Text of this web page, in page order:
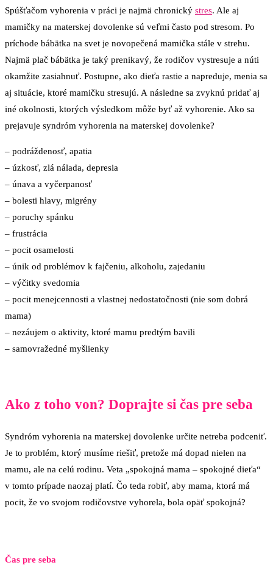
Spúšťačom vyhorenia v práci je najmä chronický stres. Ale aj
mamičky na materskej dovolenke sú veľmi často pod stresom. Po
príchode bábätka na svet je novopečená mamička stále v strehu.
Najmä plač bábätka je taký prenikavý, že rodičov vystresuje a núti
okamžite zasiahnuť. Postupne, ako dieťa rastie a napreduje, menia sa
aj situácie, ktoré mamičku stresujú. A následne sa zvyknú pridať aj
iné okolnosti, ktorých výsledkom môže byť až vyhorenie. Ako sa
prejavuje syndróm vyhorenia na materskej dovolenke?
– podráždenosť, apatia
– úzkosť, zlá nálada, depresia
– únava a vyčerpanosť
– bolesti hlavy, migrény
– poruchy spánku
– frustrácia
– pocit osamelosti
– únik od problémov k fajčeniu, alkoholu, zajedaniu
– výčitky svedomia
– pocit menejcennosti a vlastnej nedostatočnosti (nie som dobrá
mama)
– nezáujem o aktivity, ktoré mamu predtým bavili
– samovražedné myšlienky
Ako z toho von? Doprajte si čas pre seba
Syndróm vyhorenia na materskej dovolenke určite netreba podceniť.
Je to problém, ktorý musíme riešiť, pretože má dopad nielen na
mamu, ale na celú rodinu. Veta „spokojná mama – spokojné dieťa“
v tomto prípade naozaj platí. Čo teda robiť, aby mama, ktorá má
pocit, že vo svojom rodičovstve vyhorela, bola opäť spokojná?
Čas pre seba